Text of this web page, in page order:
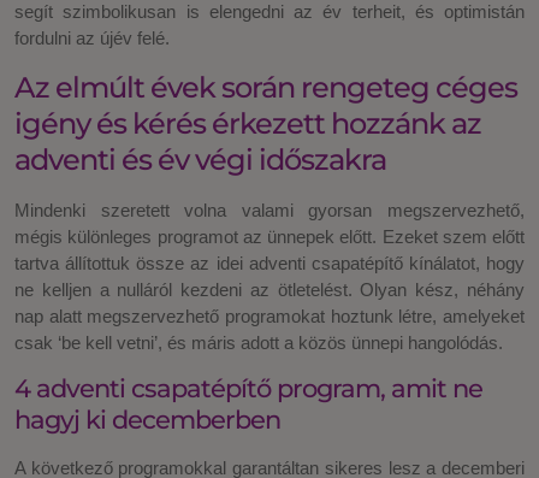
segít szimbolikusan is elengedni az év terheit, és optimistán
fordulni az újév felé.
Az elmúlt évek során rengeteg céges
igény és kérés érkezett hozzánk az
adventi és év végi időszakra
Mindenki szeretett volna valami gyorsan megszervezhető,
mégis különleges programot az ünnepek előtt. Ezeket szem előtt
tartva állítottuk össze az idei adventi csapatépítő kínálatot, hogy
ne kelljen a nulláról kezdeni az ötletelést. Olyan kész, néhány
nap alatt megszervezhető programokat hoztunk létre, amelyeket
csak ‘be kell vetni’, és máris adott a közös ünnepi hangolódás.
4 adventi csapatépítő program, amit ne
hagyj ki decemberben
A következő programokkal garantáltan sikeres lesz a decemberi